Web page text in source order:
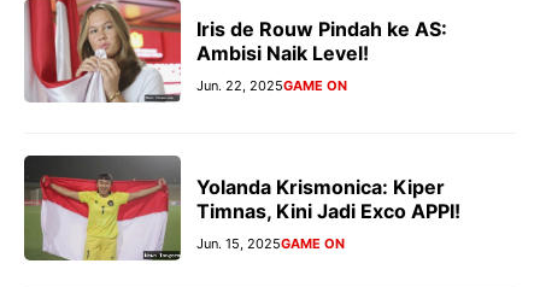
Iris de Rouw Pindah ke AS:
Ambisi Naik Level!
Jun. 22, 2025GAME ON
Yolanda Krismonica: Kiper
Timnas, Kini Jadi Exco APPI!
Jun. 15, 2025GAME ON